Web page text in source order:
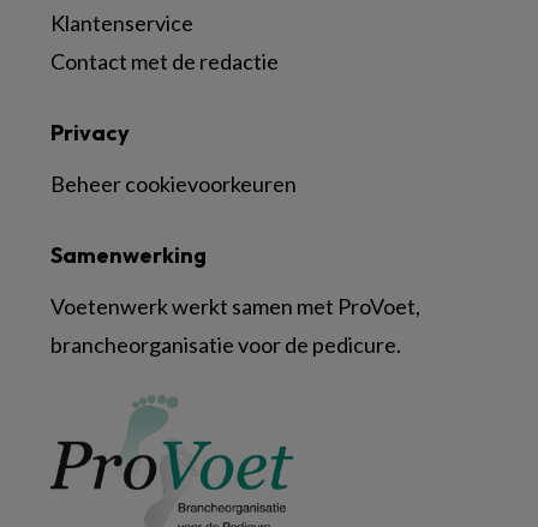
Klantenservice
Contact met de redactie
Samenwerking
Voetenwerk werkt samen met ProVoet,
brancheorganisatie voor de pedicure.
Privacy
Beheer cookievoorkeuren